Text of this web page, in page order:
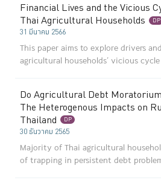
Financial Lives and the Vicious
Thai Agricultural Households
DP
31 มีนาคม 2566
This paper aims to explore drivers
agricultural households’ vicious
Do Agricultural Debt
The Heterogenous Impacts on
Thailand
DP
30 ธันวาคม 2565
Majority of Thai agricultural
of trapping in persistent debt